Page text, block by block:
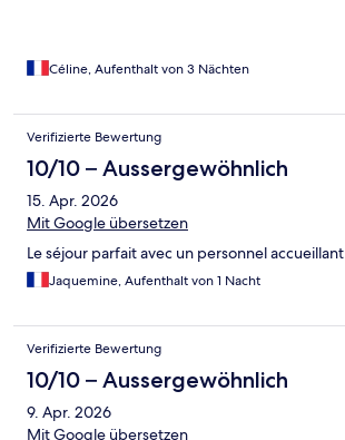
Céline, Aufenthalt von 3 Nächten
Verifizierte Bewertung
10/10 – Aussergewöhnlich
15. Apr. 2026
Mit Google übersetzen
Le séjour parfait avec un personnel accueillant
Jaquemine, Aufenthalt von 1 Nacht
Verifizierte Bewertung
10/10 – Aussergewöhnlich
9. Apr. 2026
Mit Google übersetzen